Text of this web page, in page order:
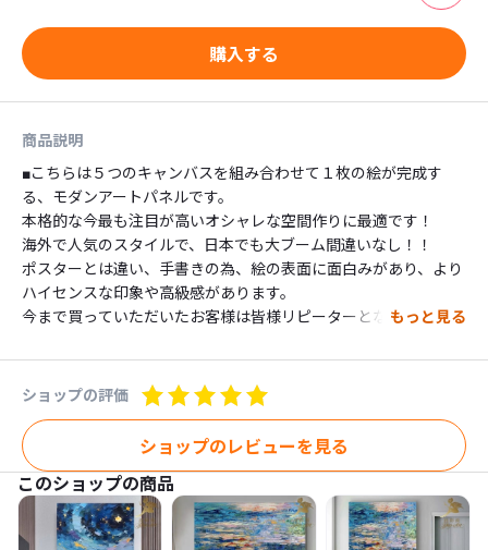
購入する
商品説明
■こちらは５つのキャンバスを組み合わせて１枚の絵が完成す
る、モダンアートパネルです。
本格的な今最も注目が高いオシャレな空間作りに最適です！
海外で人気のスタイルで、日本でも大ブーム間違いなし！！
ポスターとは違い、手書きの為、絵の表面に面白みがあり、より
ハイセンスな印象や高級感があります。
今まで買っていただいたお客様は皆様リピーターとなって、
満足していただけるとおもいます！
立体感あるインテリア空間を演出してください。
店や各種施設など様々な空間に飾って頂いています。
また新築祝いや、出産祝いや、開店祝いや、日ごろの感謝の気持
ちをこめてなど、ギフトとしても喜ばれています。
-----------------
もっと見る
ショップの評価
ショップのレビューを見る
このショップの商品